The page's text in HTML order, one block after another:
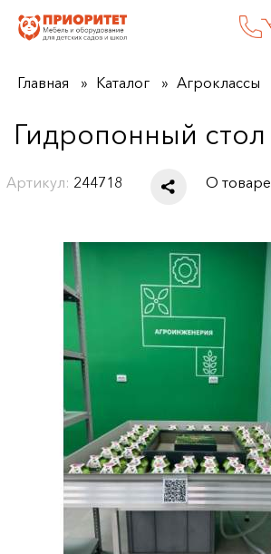
Главная Каталог Агроклассы
Гидропонный стол
Артикул: 244718 О товаре